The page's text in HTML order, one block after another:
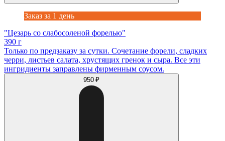
Заказ за 1 день
"Цезарь со слабосоленой форелью"
390 г
Только по предзаказу за сутки. Сочетание форели, сладких
черри, листьев салата, хрустящих гренок и сыра. Все эти
ингридиенты заправлены фирменным соусом.
950 ₽